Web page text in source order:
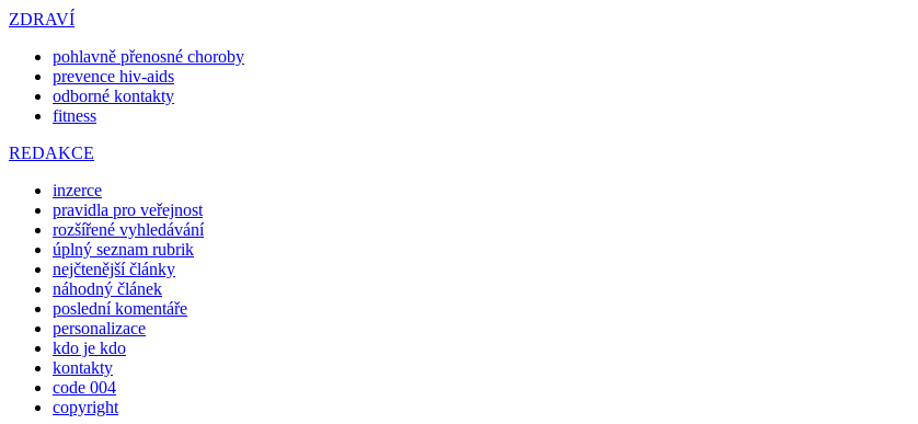
ZDRAVÍ
pohlavně přenosné choroby
prevence hiv-aids
odborné kontakty
fitness
REDAKCE
inzerce
pravidla pro veřejnost
rozšířené vyhledávání
úplný seznam rubrik
nejčtenější články
náhodný článek
poslední komentáře
personalizace
kdo je kdo
kontakty
code 004
copyright